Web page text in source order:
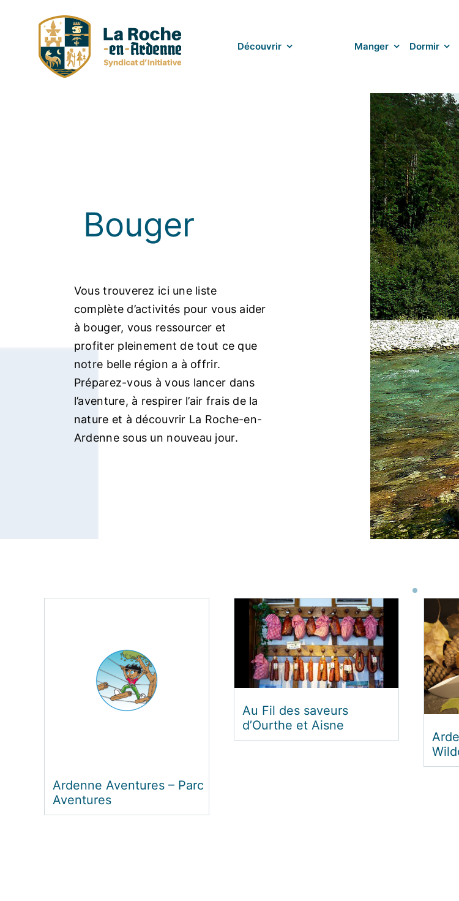
contenu
Découvrir Manger Dormir
Bouger
Vous trouverez ici une liste
complète d’activités pour vous aider
à bouger, vous ressourcer et
profiter pleinement de tout ce que
notre belle région a à offrir.
Préparez-vous à vous lancer dans
l’aventure, à respirer l’air frais de la
nature et à découvrir La Roche-en-
Ardenne sous un nouveau jour.